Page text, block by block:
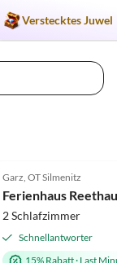
Verstecktes Juwel
Garz, OT Silmenitz
2 Schlafzimmer
Schnellantworter
15% Rabatt· Last